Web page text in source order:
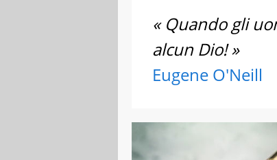
« Quando gli
alcun Dio! »
Eugene O'Neill